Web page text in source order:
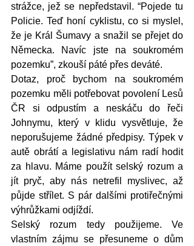
strážce, jež se nepředstavil. “Pojede tu
Policie. Teď honí cyklistu, co si myslel,
že je Král Šumavy a snažil se přejet do
Německa. Navíc jste na soukromém
pozemku”, zkouší páté přes deváté.
Dotaz, proč bychom na soukromém
pozemku měli potřebovat povolení Lesů
ČR si odpustím a neskáču do řeči
Johnymu, který v klidu vysvětluje, že
neporušujeme žádné předpisy. Týpek v
autě obrátí a legislativu nám radí hodit
za hlavu. Máme použít selský rozum a
jít pryč, aby nás netrefil myslivec, až
půjde střílet. S pár dalšími protiřečnými
výhrůžkami odjíždí.
Selský rozum tedy použijeme. Ve
vlastním zájmu se přesuneme o dům